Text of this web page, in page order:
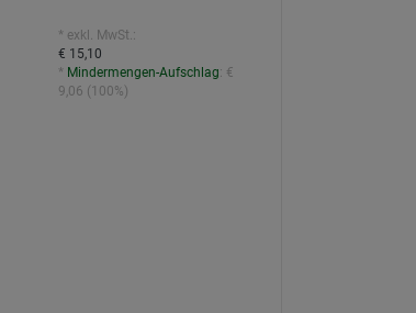
* exkl. MwSt.:
€ 15,10
* Mindermengen-Aufschlag: €
9,06 (100%)